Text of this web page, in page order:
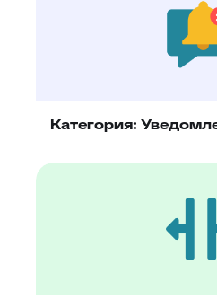
Категория: